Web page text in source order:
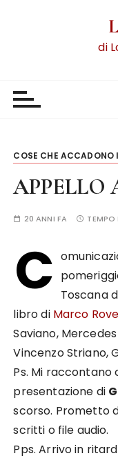
di
COSE CHE ACCADONO
20 ANNI FA TEMPO
C Toscana
libro di Marco
Saviano,
Vincenzo Striano,
Ps. Mi raccontano
presentazione di
scorso. Prometto
scritti o file audio.
Pps. Arrivo in